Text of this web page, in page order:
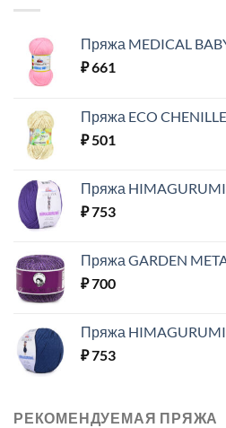
Пряжа MEDICAL
₽661
Пряжа ECO
₽501
Пряжа HIMAGURUMI
₽753
Пряжа GARDEN
₽700
Пряжа HIMAGURUMI
₽753
РЕКОМЕНДУЕМАЯ ПРЯЖА